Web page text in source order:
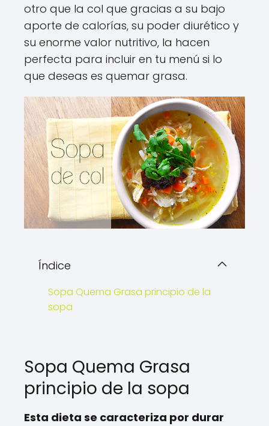
otro que la col que gracias a su bajo
aporte de calorías, su poder diurético y
su enorme valor nutritivo, la hacen
perfecta para incluir en tu menú si lo
que deseas es quemar grasa.
Índice
Sopa Quema Grasa principio de la
sopa
Sopa Quema Grasa
principio de la sopa
Esta dieta se caracteriza por durar